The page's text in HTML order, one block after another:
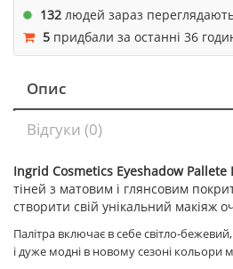
132 людей зараз
5 придбали за останні 36
Опис
Відгуки (0)
Ingrid Cosmetics Eyeshadow Pallete
тіней з матовим і глянсовим
створити свій унікальний макіяж
Палітра включає в себе світло-
і дуже модні в новому сезоні кольори